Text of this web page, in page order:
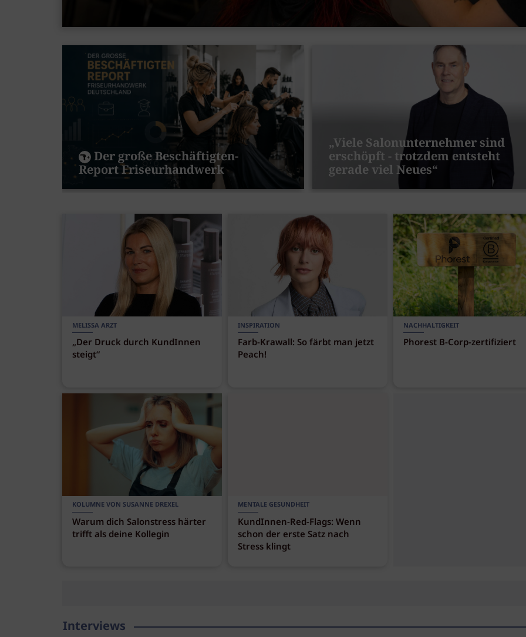
Der große Beschäftigten-
Report Friseurhandwerk
„Viele Salonunternehmer sind
erschöpft - trotzdem entsteht
gerade viel Neues“
MELISSA ARZT
„Der Druck durch KundInnen
steigt“
INSPIRATION
Farb-Krawall: So färbt man jetzt
Peach!
NACHHALTIGKEIT
Phorest B-Corp-zertifiziert
KOLUMNE VON SUSANNE DREXEL
Warum dich Salonstress härter
trifft als deine Kollegin
MENTALE GESUNDHEIT
KundInnen-Red-Flags: Wenn
schon der erste Satz nach
Stress klingt
Interviews